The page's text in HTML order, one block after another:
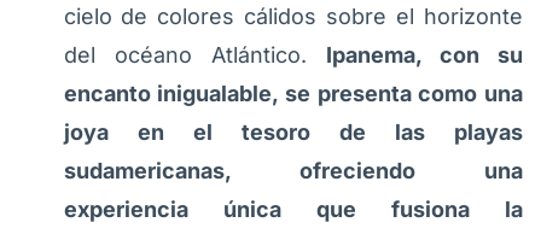
cielo de colores cálidos sobre el horizonte
del océano Atlántico. Ipanema, con su
encanto inigualable, se presenta como una
joya en el tesoro de las playas
sudamericanas, ofreciendo una
experiencia única que fusiona la